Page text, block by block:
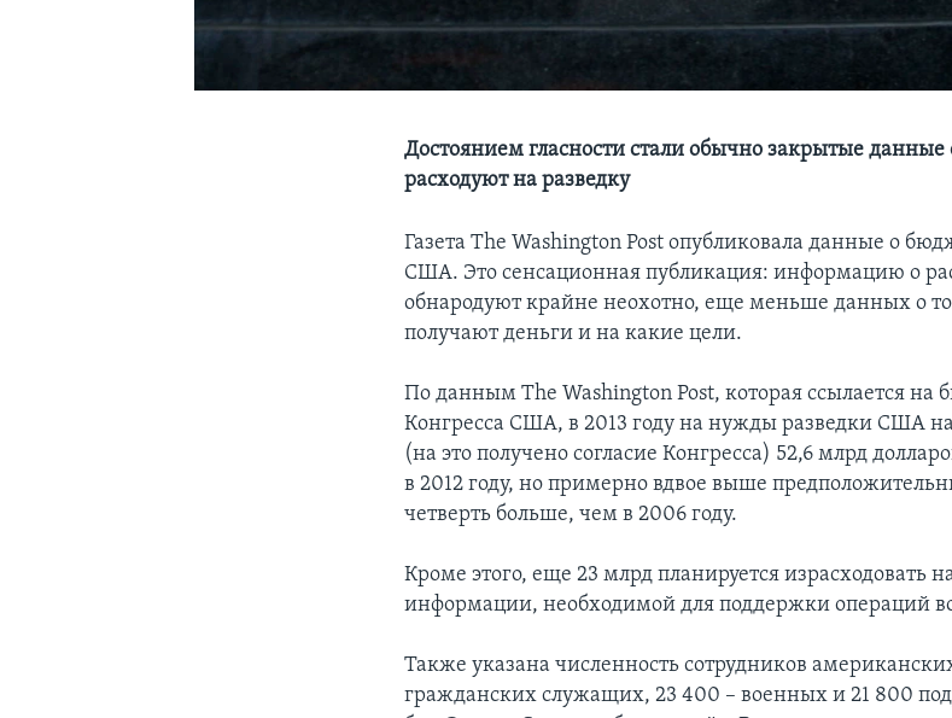
Достоянием гласности стали обычно закрытые
расходуют на разведку
Газета The Washington Post опубликовала данные о
США. Это сенсационная публикация: информацию о
обнародуют крайне неохотно, еще меньше данных о
получают деньги и на какие цели.
По данным The Washington Post, которая ссылается
Конгресса США, в 2013 году на нужды разведки США
(на это получено согласие Конгресса) 52,6 млрд
в 2012 году, но примерно вдвое выше
четверть больше, чем в 2006 году.
Кроме этого, еще 23 млрд планируется израсходовать
информации, необходимой для поддержки операций
Также указана численность сотрудников
гражданских служащих, 23 400 – военных и 21 800